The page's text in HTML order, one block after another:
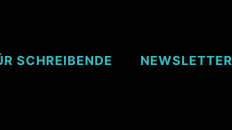
SCHREIBENDE NEWSLETTER